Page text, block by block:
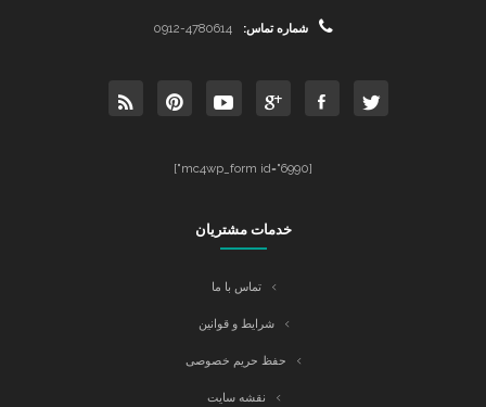
شماره تماس: 0912-4780614
[mc4wp_form id="6990"]
خدمات مشتریان
تماس با ما
شرایط و قوانین
حفظ حریم خصوصی
نقشه سایت